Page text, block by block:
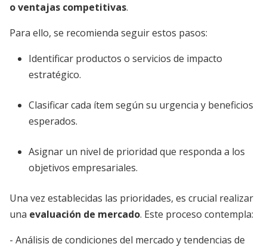
o ventajas competitivas.
Para ello, se recomienda seguir estos pasos:
Identificar productos o servicios de impacto
estratégico.
Clasificar cada ítem según su urgencia y beneficios
esperados.
Asignar un nivel de prioridad que responda a los
objetivos empresariales.
Una vez establecidas las prioridades, es crucial realizar
una evaluación de mercado. Este proceso contempla:
- Análisis de condiciones del mercado y tendencias de